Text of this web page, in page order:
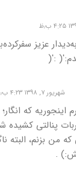
عزیز
:'(
شهریور ۷, ۱۳۹۸ ۴:۲۳ ب٫ظ
که
پنالتی کشیده
من بزنم، البته
.